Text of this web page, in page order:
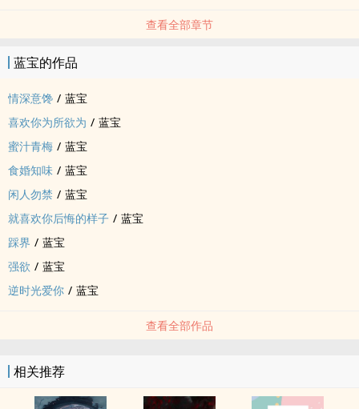
查看全部章节
蓝宝的作品
情深意馋 / 蓝宝
喜欢你为所欲为 / 蓝宝
蜜汁青梅 / 蓝宝
食婚知味 / 蓝宝
闲人勿禁 / 蓝宝
就喜欢你后悔的样子 / 蓝宝
踩界 / 蓝宝
强欲 / 蓝宝
逆时光爱你 / 蓝宝
查看全部作品
相关推荐